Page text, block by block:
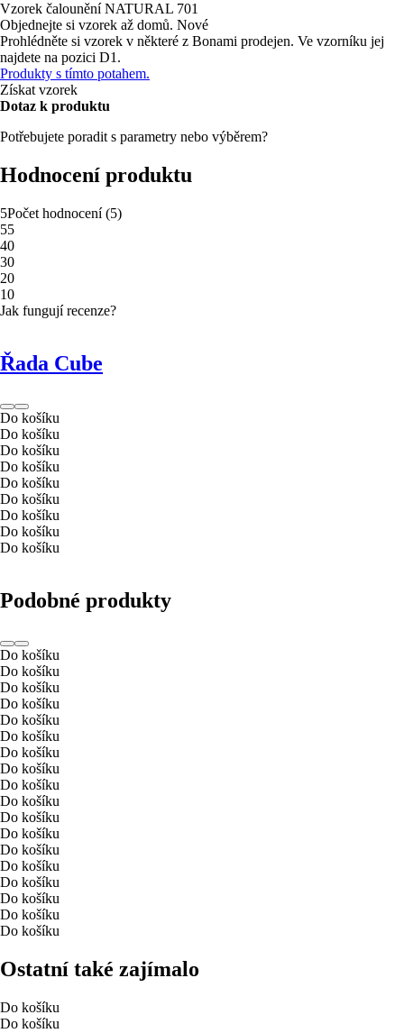
Vzorek čalounění NATURAL 701
Objednejte si vzorek až domů. Nové
Prohlédněte si vzorek v některé z Bonami prodejen. Ve vzorníku jej
najdete na pozici D1.
Produkty s tímto potahem.
Získat vzorek
Dotaz k produktu
Potřebujete poradit s parametry nebo výběrem?
Hodnocení produktu
5Počet hodnocení(5)
55
40
30
20
10
Jak fungují recenze?
Řada Cube
Do košíku
Do košíku
Do košíku
Do košíku
Do košíku
Do košíku
Do košíku
Do košíku
Do košíku
Podobné produkty
Do košíku
Do košíku
Do košíku
Do košíku
Do košíku
Do košíku
Do košíku
Do košíku
Do košíku
Do košíku
Do košíku
Do košíku
Do košíku
Do košíku
Do košíku
Do košíku
Do košíku
Do košíku
Ostatní také zajímalo
Do košíku
Do košíku